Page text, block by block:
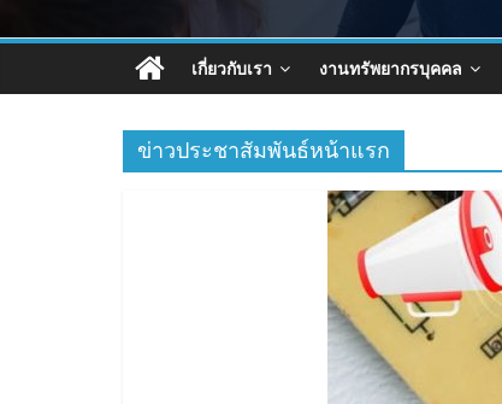
เกี่ยวกับเรา งานทรัพยากรบุคคล
ข่าวประชาสัมพันธ์หน้าแรก